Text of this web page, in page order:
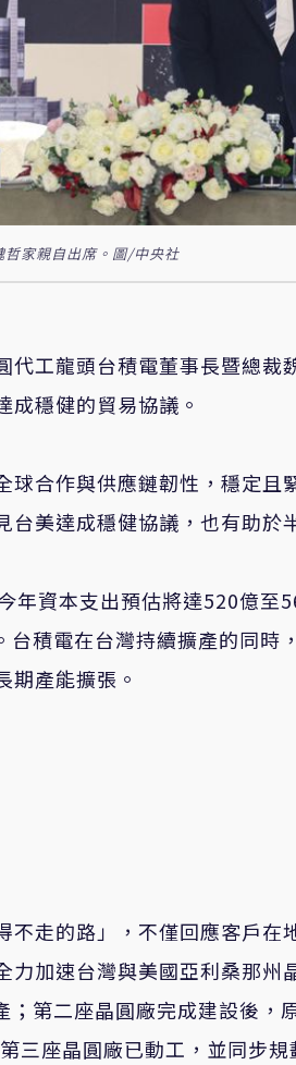
哲家親自出席。圖/中央社
代工龍頭台積電董事長暨總裁
成穩健的貿易協議。
球合作與供應鏈韌性，穩定且
美達成穩健協議，也有助於
年資本支出預估將達520億至
台積電在台灣持續擴產的同時
期產能擴張。
不走的路」，不僅回應客戶在
力加速台灣與美國亞利桑那州
；第二座晶圓廠完成建設後，
三座晶圓廠已動工，並同步